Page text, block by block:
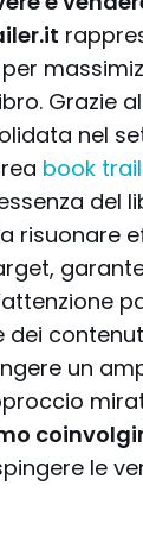
Grazie
nel
book
del
risuonare
dei
un
le